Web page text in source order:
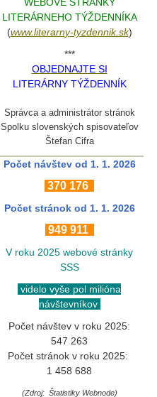
LITERÁRNEHO TÝŽDENNÍKA
(www.literarny-tyzdennik.sk)
***
OBJEDNAJTE SI
LITERÁRNY TÝŽDENNÍK
Správca a administrátor stránok
Spolku slovenských spisovateľov
Štefan Cifra
Počet návštev od 1. 1. 2026
370 176
Počet stránok od 1. 1. 2026
949 911
V roku 2025 webové stránky
SSS
videlo vyše pol milióna
návštevníkov
Počet návštev v roku 2025:
547 263
Počet stránok v roku 2025:
1 458 688
(Zdroj: Štatistiky Webnode)